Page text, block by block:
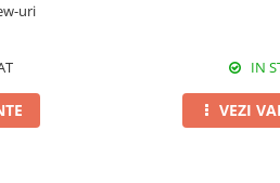
uri
IN
VEZI